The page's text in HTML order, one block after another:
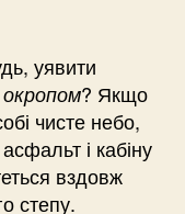
уявити
? Якщо
чисте небо,
і кабіну
вздовж
степу.